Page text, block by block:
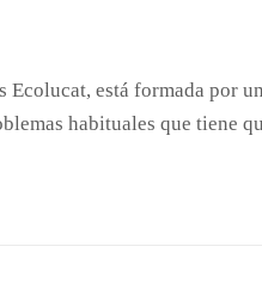
está formada por
habituales que tiene